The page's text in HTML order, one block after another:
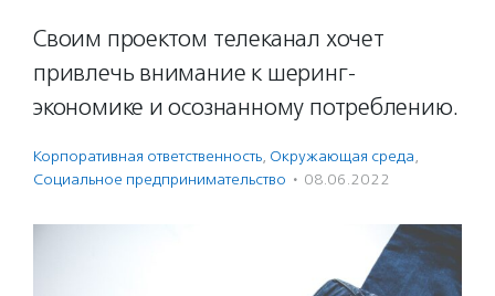
Своим проектом телеканал хочет
привлечь внимание к шеринг-
экономике и осознанному потреблению.
Корпоративная ответственность, Окружающая среда,
Социальное предпри­нима­тель­ство · 08.06.2022